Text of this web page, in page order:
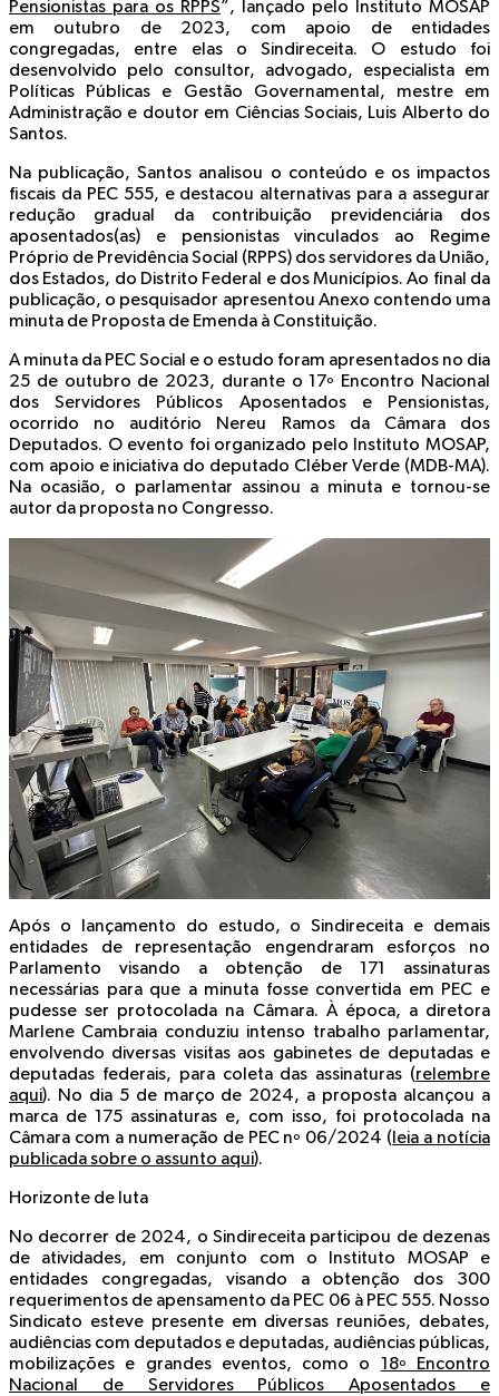
Pensionistas para os RPPS”, lançado pelo Instituto MOSAP
em outubro de 2023, com apoio de entidades
congregadas, entre elas o Sindireceita. O estudo foi
desenvolvido pelo consultor, advogado, especialista em
Políticas Públicas e Gestão Governamental, mestre em
Administração e doutor em Ciências Sociais, Luis Alberto do
Santos.
Na publicação, Santos analisou o conteúdo e os impactos
fiscais da PEC 555, e destacou alternativas para a assegurar
redução gradual da contribuição previdenciária dos
aposentados(as) e pensionistas vinculados ao Regime
Próprio de Previdência Social (RPPS) dos servidores da União,
dos Estados, do Distrito Federal e dos Municípios. Ao final da
publicação, o pesquisador apresentou Anexo contendo uma
minuta de Proposta de Emenda à Constituição.
A minuta da PEC Social e o estudo foram apresentados no dia
25 de outubro de 2023, durante o 17º Encontro Nacional
dos Servidores Públicos Aposentados e Pensionistas,
ocorrido no auditório Nereu Ramos da Câmara dos
Deputados. O evento foi organizado pelo Instituto MOSAP,
com apoio e iniciativa do deputado Cléber Verde (MDB-MA).
Na ocasião, o parlamentar assinou a minuta e tornou-se
autor da proposta no Congresso.
Após o lançamento do estudo, o Sindireceita e demais
entidades de representação engendraram esforços no
Parlamento visando a obtenção de 171 assinaturas
necessárias para que a minuta fosse convertida em PEC e
pudesse ser protocolada na Câmara. À época, a diretora
Marlene Cambraia conduziu intenso trabalho parlamentar,
envolvendo diversas visitas aos gabinetes de deputadas e
deputadas federais, para coleta das assinaturas (relembre
aqui). No dia 5 de março de 2024, a proposta alcançou a
marca de 175 assinaturas e, com isso, foi protocolada na
Câmara com a numeração de PEC nº 06/2024 ( leia a notícia
publicada sobre o assunto aqui).
Horizonte de luta
No decorrer de 2024, o Sindireceita participou de dezenas
de atividades, em conjunto com o Instituto MOSAP e
entidades congregadas, visando a obtenção dos 300
requerimentos de apensamento da PEC 06 à PEC 555. Nosso
Sindicato esteve presente em diversas reuniões, debates,
audiências com deputados e deputadas, audiências públicas,
mobilizações e grandes eventos, como o 18º Encontro
Nacional de Servidores Públicos Aposentados e